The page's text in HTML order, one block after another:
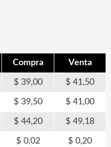
Compra Venta
39,00 41,50
39,50 41,00
44,20 49,18
0,02 0,20